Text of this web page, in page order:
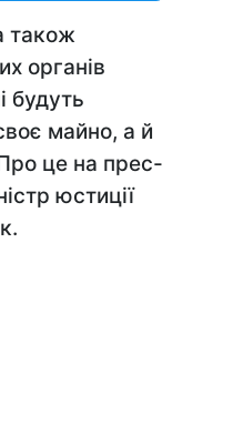
також
органів
будуть
майно, а й
це на прес-
юстиції